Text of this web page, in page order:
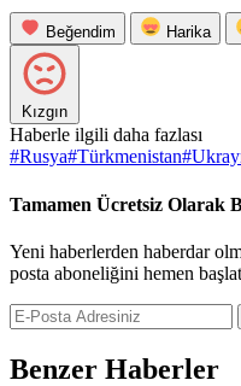
Beğendim Harika
Kızgın
Haberle ilgili daha fazlası
#Rusya#Türkmenistan#
Tamamen Ücretsiz Olarak
Yeni haberlerden haberdar
posta aboneliğini hemen
Benzer Haberler